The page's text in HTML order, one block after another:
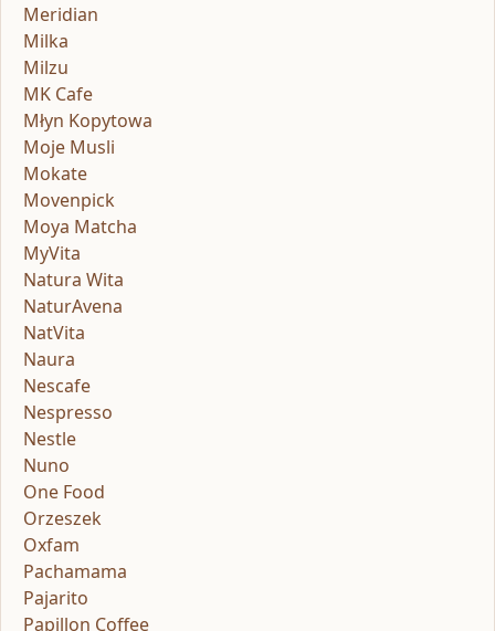
Meridian
Milka
Milzu
MK Cafe
Młyn Kopytowa
Moje Musli
Mokate
Movenpick
Moya Matcha
MyVita
Natura Wita
NaturAvena
NatVita
Naura
Nescafe
Nespresso
Nestle
Nuno
One Food
Orzeszek
Oxfam
Pachamama
Pajarito
Papillon Coffee